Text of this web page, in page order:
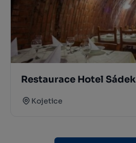
Restaurace Hotel Sádek
Kojetice